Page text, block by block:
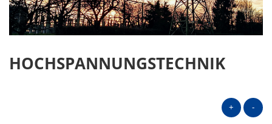
HOCHSPANNUNGSTECHNIK
+ -